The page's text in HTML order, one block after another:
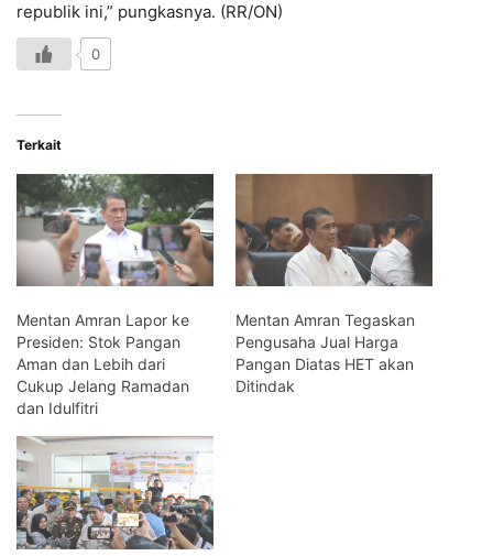
republik ini,” pungkasnya. (RR/ON)
0
Terkait
Mentan Amran Lapor ke
Presiden: Stok Pangan
Aman dan Lebih dari
Cukup Jelang Ramadan
dan Idulfitri
Mentan Amran Tegaskan
Pengusaha Jual Harga
Pangan Diatas HET akan
Ditindak